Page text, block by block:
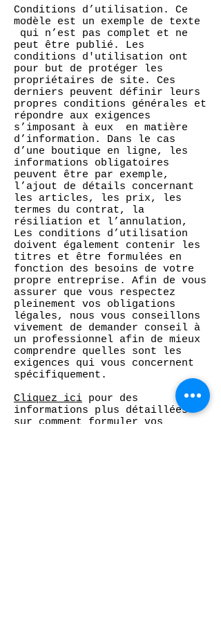
Conditions d’utilisation. Ce
modèle est un exemple de texte
qui n’est pas complet et ne
peut être publié. Les
conditions d'utilisation ont
pour but de protéger les
propriétaires de site. Ces
derniers peuvent définir leurs
propres conditions générales et
répondre aux exigences
s’imposant à eux en matière
d’information. Dans le cas
d’une boutique en ligne, les
informations obligatoires
peuvent être par exemple,
l’ajout de détails concernant
les articles, les prix, les
termes du contrat, la
résiliation et l’annulation,
Les conditions d’utilisation
doivent également contenir les
titres et être formulées en
fonction des besoins de votre
propre entreprise. Afin de vous
assurer que vous respectez
pleinement vos obligations
légales, nous vous conseillons
vivement de demander conseil à
un professionnel afin de mieux
comprendre quelles sont les
exigences qui vous concernent
spécifiquement.
Cliquez ici pour des
informations plus détaillées
sur comment formuler vos